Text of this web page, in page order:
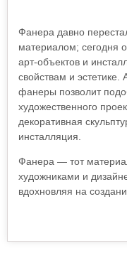
Фанера давно
материалом; сегодня
арт-объектов и
свойствам и
фанеры позволит
художественного
декоративная
инсталляция.
Фанера — тот
художниками и
вдохновляя на